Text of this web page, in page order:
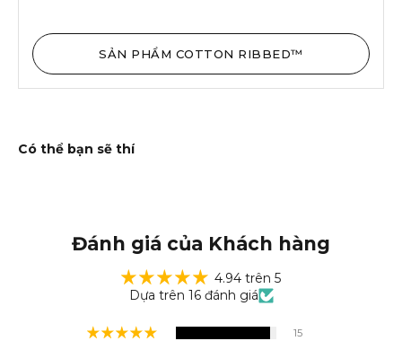
SẢN PHẨM COTTON RIBBED™
Đánh giá của Khách hàng
4.94 trên 5
Dựa trên 16 đánh giá
15